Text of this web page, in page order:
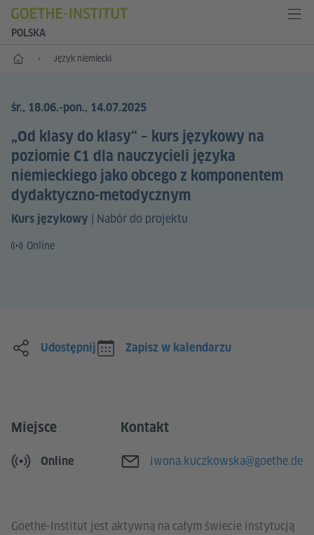
POLSKA
Start Język niemiecki
śr., 18.06.-pon., 14.07.2025
„Od klasy do klasy“ – kurs językowy na
poziomie C1 dla nauczycieli języka
niemieckiego jako obcego z komponentem
dydaktyczno-metodycznym
Kurs językowy | Nabór do projektu
Online
Goethe-Institut jest aktywną na całym świecie instytucją
Udostępnij Zapisz w kalendarzu
Miejsce
Online
Kontakt
E-mail
iwona.kuczkowska@goethe.de